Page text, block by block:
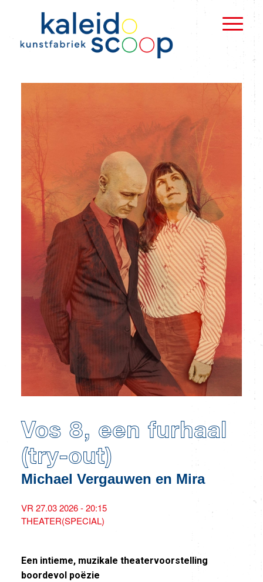
Vos 8, een furhaal
(try-out)
Michael Vergauwen en Mira
VR 27.03 2026 - 20:15
THEATER(SPECIAL)
Een intieme, muzikale theatervoorstelling
boordevol poëzie